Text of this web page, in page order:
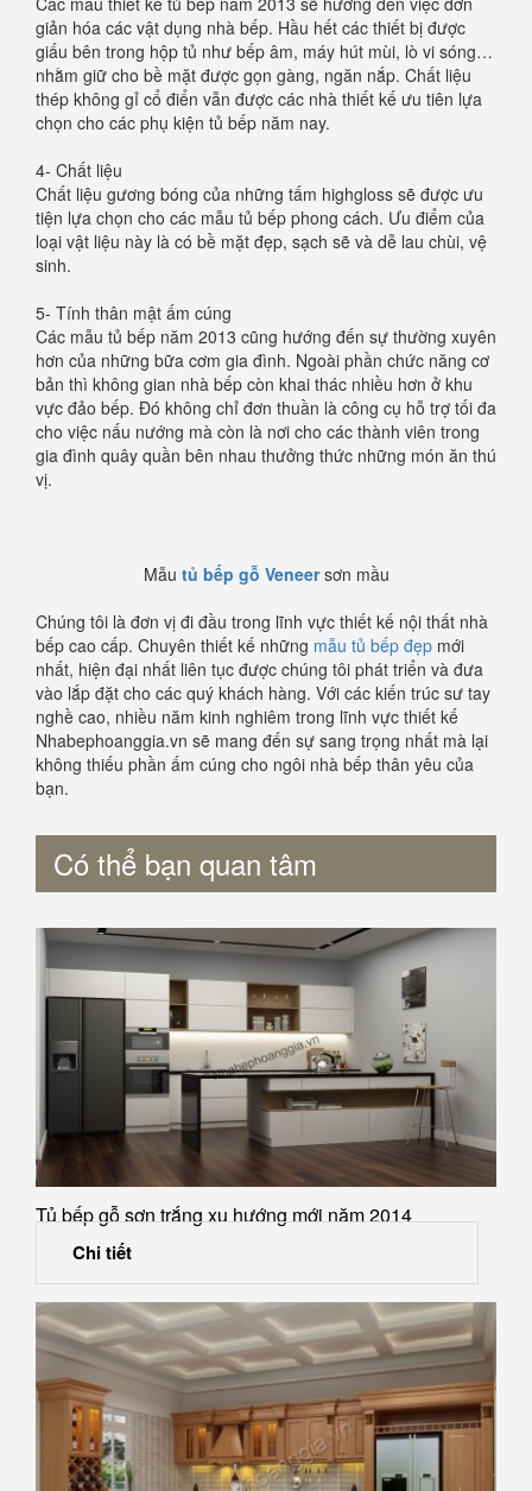
giản hóa các vật dụng nhà bếp. Hầu hết các thiết bị được
giấu bên trong hộp tủ như bếp âm, máy hút mùi, lò vi sóng…
nhằm giữ cho bề mặt được gọn gàng, ngăn nắp. Chất liệu
thép không gỉ cổ điển vẫn được các nhà thiết kế ưu tiên lựa
chọn cho các phụ kiện tủ bếp năm nay.
4- Chất liệu
Chất liệu gương bóng của những tấm highgloss sẽ được ưu
tiện lựa chọn cho các mẫu tủ bếp phong cách. Ưu điểm của
loại vật liệu này là có bề mặt đẹp, sạch sẽ và dễ lau chùi, vệ
sinh.
5- Tính thân mật ấm cúng
Các mẫu tủ bếp năm 2013 cũng hướng đến sự thường xuyên
hơn của những bữa cơm gia đình. Ngoài phần chức năng cơ
bản thì không gian nhà bếp còn khai thác nhiều hơn ở khu
vực đảo bếp. Đó không chỉ đơn thuần là công cụ hỗ trợ tối đa
cho việc nấu nướng mà còn là nơi cho các thành viên trong
gia đình quây quần bên nhau thưởng thức những món ăn thú
vị.
Mẫu tủ bếp gỗ Veneersơn mầu
Chúng tôi là đơn vị đi đầu trong lĩnh vực thiết kế nội thất nhà
bếp cao cấp. Chuyên thiết kế những mẫu tủ bếp đẹp mới
nhất, hiện đại nhất liên tục được chúng tôi phát triển và đưa
vào lắp đặt cho các quý khách hàng. Với các kiến trúc sư tay
nghề cao, nhiều năm kinh nghiêm trong lĩnh vực thiết kế
Nhabephoanggia.vn sẽ mang đến sự sang trọng nhất mà lại
không thiếu phần ấm cúng cho ngôi nhà bếp thân yêu của
bạn.
Có thể bạn quan tâm
Tủ bếp gỗ sơn trắng xu hướng mới năm 2014
Chi tiết